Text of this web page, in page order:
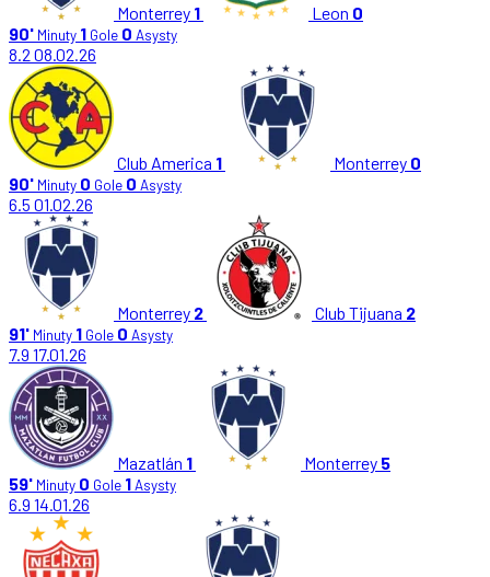
Monterrey 1 Leon 0
90' Minuty 1 Gole 0 Asysty
8.2 08.02.26
Club America 1 Monterrey 0
90' Minuty 0 Gole 0 Asysty
6.5 01.02.26
Monterrey 2 Club Tijuana 2
91' Minuty 1 Gole 0 Asysty
7.9 17.01.26
Mazatlán 1 Monterrey 5
59' Minuty 0 Gole 1Asysty
6.9 14.01.26